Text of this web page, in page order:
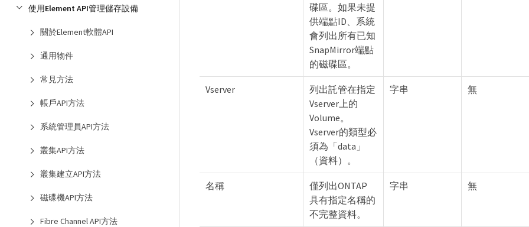
使用Element API管理儲存設備
關於Element軟體API
通用物件
常見方法
帳戶API方法
系統管理員API方法
叢集API方法
叢集建立API方法
磁碟機API方法
Fibre Channel API方法
碟區。如果未提
供端點ID、系統
會列出所有已知
SnapMirror端點
的磁碟區。
Vserver
列出託管在指定
Vserver上的
Volume。
Vserver的類型必
須為「data」
（資料）。
字串 無
名稱
僅列出ONTAP
具有指定名稱的
不完整資料。
字串 無